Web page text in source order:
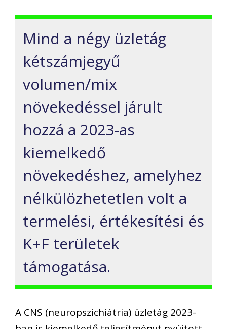
Mind a négy üzletág
kétszámjegyű
volumen/mix
növekedéssel járult
hozzá a 2023-as
kiemelkedő
növekedéshez, amelyhez
nélkülözhetetlen volt a
termelési, értékesítési és
K+F területek
támogatása.
A CNS (neuropszichiátria) üzletág 2023-